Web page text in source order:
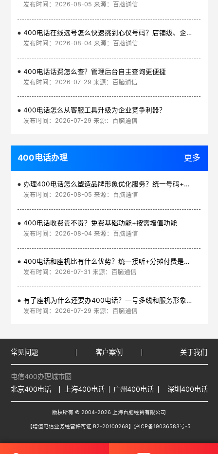
发布时间：2026-08-05 来源：百脑通信
400电话在线选号怎么快速挑到心仪号码？店铺级、企业级、集团级一次看清
发布时间：2026-08-04 来源：百脑通信
400电话话费怎么查？管理后台自主查询更便捷
发布时间：2026-07-29 来源：百脑通信
400电话怎么从客服工具升级为企业竞争利器？
发布时间：2026-07-29 来源：百脑通信
400电话办理 更多
办理400电话怎么塑造品牌形象优化服务？统一号码+智能管理平台
发布时间：2026-08-05 来源：百脑通信
400电话收费贵不贵？免费基础功能+按需增值功能
发布时间：2026-08-04 来源：百脑通信
400电话和座机比有什么优势？统一接听+分摊付费是核心
发布时间：2026-07-31 来源：百脑通信
有了座机为什么还要办400电话？一号多线和服务形象是核心
发布时间：2026-07-29 来源：百脑通信
常见问题 客户案例 关于我们
电信400办理城市圈
北京400电话
上海400电话 广州400电话 深圳400电话
版权所有 © 2004-2026 上海百脑经贸有限公司
【增值电信业务经营许可证 B2-20100268】 沪ICP备19036583号-5